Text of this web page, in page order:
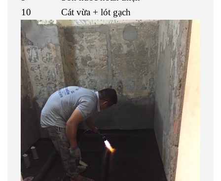
10
Cát vừa + lót gạch